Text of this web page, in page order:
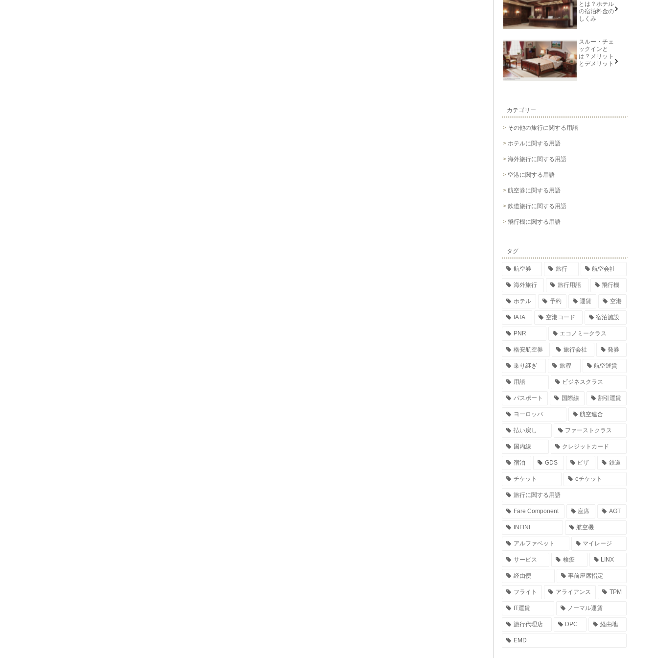
とは？ホテル
の宿泊料金の
しくみ
スルー・チェ
ックインと
は？メリット
とデメリット
カテゴリー
その他の旅行に関する用語
ホテルに関する用語
海外旅行に関する用語
空港に関する用語
航空券に関する用語
鉄道旅行に関する用語
飛行機に関する用語
タグ
航空券 旅行 航空会社
海外旅行 旅行用語 飛行機
ホテル 予約 運賃 空港
IATA 空港コード 宿泊施設
PNR エコノミークラス
格安航空券 旅行会社 発券
乗り継ぎ 旅程 航空運賃
用語 ビジネスクラス
パスポート 国際線 割引運賃
ヨーロッパ 航空連合
払い戻し ファーストクラス
国内線 クレジットカード
宿泊 GDS ビザ 鉄道
チケット eチケット
旅行に関する用語
Fare Component 座席 AGT
INFINI 航空機
アルファベット マイレージ
サービス 検疫 LINX
経由便 事前座席指定
フライト アライアンス TPM
IT運賃 ノーマル運賃
旅行代理店 DPC 経由地
EMD